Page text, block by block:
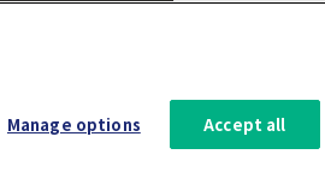
Manage options Accept all